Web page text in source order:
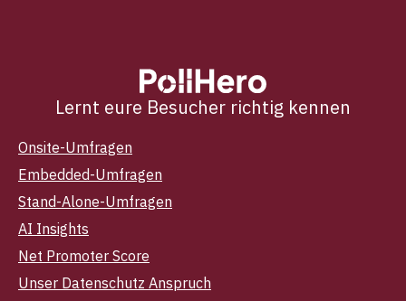
Lernt eure Besucher richtig kennen
Onsite-Umfragen
Embedded-Umfragen
Stand-Alone-Umfragen
AI Insights
Net Promoter Score
Unser Datenschutz Anspruch